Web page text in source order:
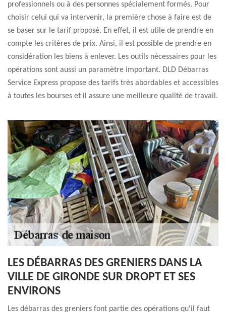
professionnels ou à des personnes spécialement formés. Pour
choisir celui qui va intervenir, la première chose à faire est de
se baser sur le tarif proposé. En effet, il est utile de prendre en
compte les critères de prix. Ainsi, il est possible de prendre en
considération les biens à enlever. Les outils nécessaires pour les
opérations sont aussi un paramètre important. DLD Débarras
Service Express propose des tarifs très abordables et accessibles
à toutes les bourses et il assure une meilleure qualité de travail.
LES DÉBARRAS DES GRENIERS DANS LA
VILLE DE GIRONDE SUR DROPT ET SES
ENVIRONS
Les débarras des greniers font partie des opérations qu'il faut